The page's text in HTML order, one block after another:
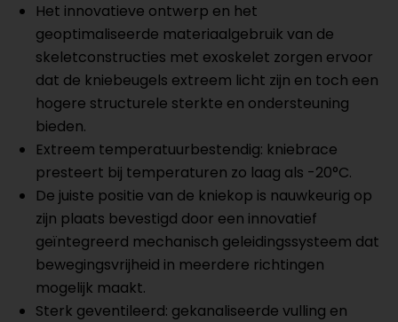
Het innovatieve ontwerp en het
geoptimaliseerde materiaalgebruik van de
skeletconstructies met exoskelet zorgen ervoor
dat de kniebeugels extreem licht zijn en toch een
hogere structurele sterkte en ondersteuning
bieden.
Extreem temperatuurbestendig: kniebrace
presteert bij temperaturen zo laag als -20°C.
De juiste positie van de kniekop is nauwkeurig op
zijn plaats bevestigd door een innovatief
geïntegreerd mechanisch geleidingssysteem dat
bewegingsvrijheid in meerdere richtingen
mogelijk maakt.
Sterk geventileerd: gekanaliseerde vulling en